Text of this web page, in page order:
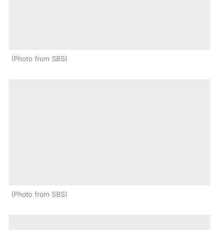
Photo from SBS
Photo from SBS